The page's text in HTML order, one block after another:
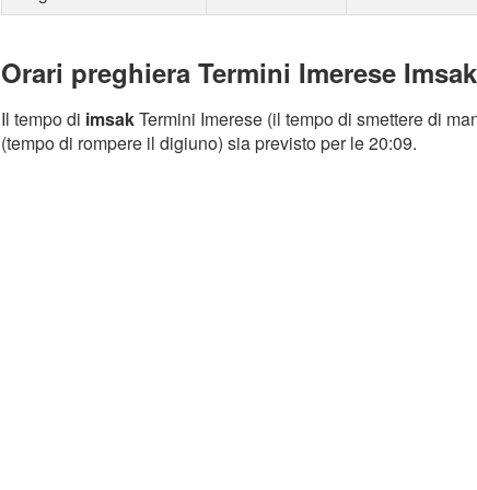
Orari preghiera Termini Imerese
Il tempo di imsakTermini Imerese (il tempo di smettere di
(tempo di rompere il digiuno) sia previsto per le 20:09.